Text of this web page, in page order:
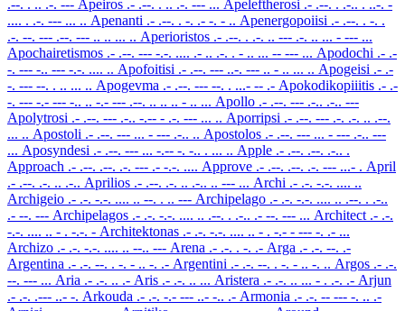
.--. . .. .-. --- Apeiros .- .--. . .. .-. --- ... Apeleftherosi .- .--. . .-.. . ..-. -
.... . .-. --- ... .. Apenanti .- .--. . -. .- -. - .. Apenergopoiisi .- .--. . -. .
.-. --. --- .--. --- .. .. ... .. Aperioristos .- .--. . .-. .. --- .-. .. ... - --- ...
Apochairetismos .- .--. --- -.-. .... .- .. .-. . - .. ... -- --- ... Apodochi .- .-
-. --- -.. --- -.-. .... .. Apofoitisi .- .--. --- ..-. --- .. - .. ... .. Apogeisi .- .-
-. --- --. . .. ... .. Apogevma .- .--. --- --. . ...- -- .- Apokodikopiiitis .- .-
-. --- -.- --- -.. .. -.- --- .--. .. .. .. - .. ... Apollo .- .--. --- .-.. .-.. ---
Apolytrosi .- .--. --- .-.. -.-- - .-. --- ... .. Aporripsi .- .--. --- .-. .-. .. .--.
... .. Apostoli .- .--. --- ... - --- .-.. .. Apostolos .- .--. --- ... - --- .-.. ---
... Aposyndesi .- .--. --- ... -.-- -. -.. . ... .. Apple .- .--. .--. .-.. .
Approach .- .--. .--. .-. --- .- -.-. .... Approve .- .--. .--. .-. --- ...- . April
.- .--. .-. .. .-.. Aprilios .- .--. .-. .. .-.. .. --- ... Archi .- .-. -.-. .... ..
Archigeio .- .-. -.-. .... .. --. . .. --- Archipelago .- .-. -.-. .... .. .--. . .-..
.- --. --- Archipelagos .- .-. -.-. .... .. .--. . .-.. .- --. --- ... Architect .- .-.
-.-. .... .. - . -.-. - Architektonas .- .-. -.-. .... .. - . -.- - --- -. .- ...
Archizo .- .-. -.-. .... .. --.. --- Arena .- .-. . -. .- Arga .- .-. --. .-
Argentina .- .-. --. . -. - .. -. .- Argentini .- .-. --. . -. - .. -. .. Argos .- .-.
--. --- ... Aria .- .-. .. .- Aris .- .-. .. ... Aristera .- .-. .. ... - . .-. .- Arjun
.- .-. .--- ..- -. Arkouda .- .-. -.- --- ..- -.. .- Armonia .- .-. -- --- -. .. .-